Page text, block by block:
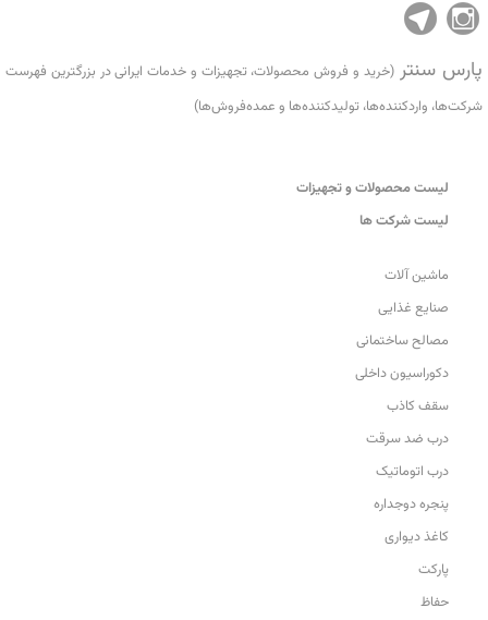
پارس سنتر(خرید و فروش محصولات، تجهیزات و خدمات ایرانی در بزرگترین فهرست
شرکت‌ها، واردکننده‌ها، تولید‌کننده‌ها و عمده‌فروش‌ها)
لیست محصولات و تجهیزات
لیست شرکت ها
ماشین آلات
صنایع غذایی
مصالح ساختمانی
دکوراسیون داخلی
سقف کاذب
درب ضد سرقت
درب اتوماتیک
پنجره دوجداره
کاغذ دیواری
پارکت
حفاظ